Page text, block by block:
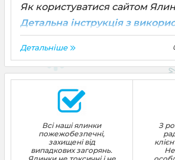
Як користуватися сайтом
Детальна інструкція з
elki-drop.com.ua Все дуже
Детальніше
Всі наші ялинки
пожежобезпечні,
захищені від
випадкових загорянь.
З